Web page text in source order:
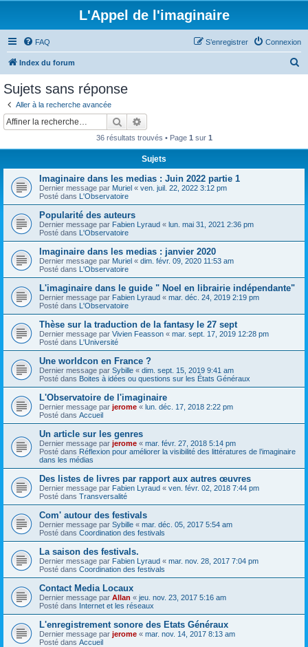
L'Appel de l'imaginaire
FAQ Connexion
S’enregistrer
Index du forum
Sujets sans réponse
Aller à la recherche avancée
Rechercher
36 résultats trouvés • Page 1 sur 1
Sujets
Imaginaire dans les medias : Juin 2022 partie 1
Dernier message par Muriel « ven. juil. 22, 2022 3:12 pm
Posté dans L'Observatoire
Popularité des auteurs
Dernier message par Fabien Lyraud « lun. mai 31, 2021 2:36 pm
Posté dans L'Observatoire
Imaginaire dans les medias : janvier 2020
Dernier message par Muriel « dim. févr. 09, 2020 11:53 am
Posté dans L'Observatoire
L'imaginaire dans le guide " Noel en librairie indépendante"
Dernier message par Fabien Lyraud « mar. déc. 24, 2019 2:19 pm
Posté dans L'Observatoire
Thèse sur la traduction de la fantasy le 27 sept
Dernier message par Vivien Feasson « mar. sept. 17, 2019 12:28 pm
Posté dans L'Université
Une worldcon en France ?
Dernier message par Sybille « dim. sept. 15, 2019 9:41 am
Posté dans Boites à idées ou questions sur les États Généraux
L'Observatoire de l'imaginaire
Dernier message par jerome « lun. déc. 17, 2018 2:22 pm
Posté dans Accueil
Un article sur les genres
Dernier message par jerome « mar. févr. 27, 2018 5:14 pm
Posté dans Réflexion pour améliorer la visibilité des littératures de l’imaginaire
dans les médias
Des listes de livres par rapport aux autres œuvres
Dernier message par Fabien Lyraud « ven. févr. 02, 2018 7:44 pm
Posté dans Transversalité
Com' autour des festivals
Dernier message par Sybille « mar. déc. 05, 2017 5:54 am
Posté dans Coordination des festivals
La saison des festivals.
Dernier message par Fabien Lyraud « mar. nov. 28, 2017 7:04 pm
Posté dans Coordination des festivals
Contact Media Locaux
Dernier message par Allan « jeu. nov. 23, 2017 5:16 am
Posté dans Internet et les réseaux
L'enregistrement sonore des Etats Généraux
Dernier message par jerome « mar. nov. 14, 2017 8:13 am
Posté dans Accueil